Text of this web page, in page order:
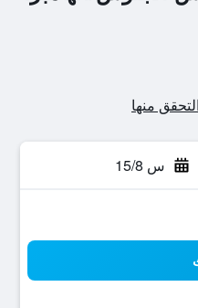
س 15/8